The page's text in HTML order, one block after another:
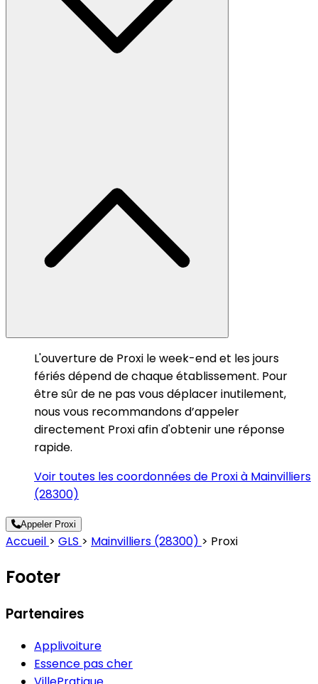
L'ouverture de Proxi le week-end et les jours
fériés dépend de chaque établissement. Pour
être sûr de ne pas vous déplacer inutilement,
nous vous recommandons d’appeler
directement Proxi afin d'obtenir une réponse
rapide.
Voir toutes les coordonnées de Proxi à Mainvilliers
(28300)
Appeler Proxi
Accueil > GLS > Mainvilliers (28300) > Proxi
Footer
Partenaires
Applivoiture
Essence pas cher